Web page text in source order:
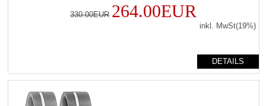
330.00EUR 264.00EUR
inkl. MwSt(19%)
DETAILS